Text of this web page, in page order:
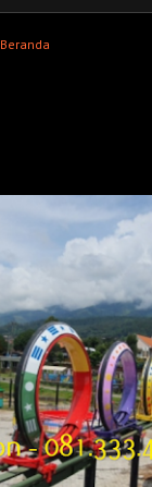
Beranda